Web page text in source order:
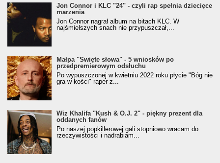
Jon Connor i KLC "24" - czyli rap spełnia dziecięce
marzenia
Jon Connor nagrał album na bitach KLC. W
najśmielszych snach nie przypuszczał,...
Małpa "Święte słowa" - 5 wniosków po
przedpremierowym odsłuchu
Po wypuszczonej w kwietniu 2022 roku płycie "Bóg nie
gra w kości" raper z...
Wiz Khalifa "Kush & O.J. 2" - piękny prezent dla
oddanych fanów
Po naszej popkillerowej gali stopniowo wracam do
rzeczywistości i nadrabiam...